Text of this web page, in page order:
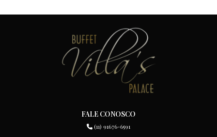
EVENTO INESQUECÍVEL
FALE CONOSCO
(11) 91676-6591